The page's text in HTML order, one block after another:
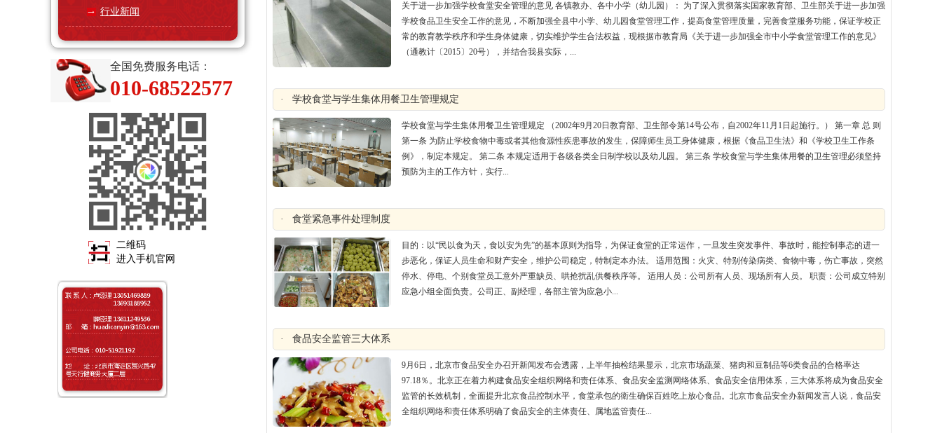
行业新闻
全国免费服务电话：
010-68522577
二维码
进入手机官网
关于进一步加强学校食堂安全管理的意见 各镇教办、各中小学（幼儿园）： 为了深入贯彻落实国家教育部、卫生部关于进一步加强
学校食品卫生安全工作的意见，不断加强全县中小学、幼儿园食堂管理工作，提高食堂管理质量，完善食堂服务功能，保证学校正
常的教育教学秩序和学生身体健康，切实维护学生合法权益，现根据市教育局《关于进一步加强全市中小学食堂管理工作的意见》
（通教计〔2015〕20号），并结合我县实际，...
· 学校食堂与学生集体用餐卫生管理规定
学校食堂与学生集体用餐卫生管理规定 （2002年9月20日教育部、卫生部令第14号公布，自2002年11月1日起施行。） 第一章 总 则
第一条 为防止学校食物中毒或者其他食源性疾患事故的发生，保障师生员工身体健康，根据《食品卫生法》和《学校卫生工作条
例》，制定本规定。 第二条 本规定适用于各级各类全日制学校以及幼儿园。 第三条 学校食堂与学生集体用餐的卫生管理必须坚持
预防为主的工作方针，实行...
· 食堂紧急事件处理制度
目的：以“民以食为天，食以安为先”的基本原则为指导，为保证食堂的正常运作，一旦发生突发事件、事故时，能控制事态的进一
步恶化，保证人员生命和财产安全，维护公司稳定，特制定本办法。 适用范围：火灾、特别传染病类、食物中毒，伤亡事故，突然
停水、停电、个别食堂员工意外严重缺员、哄抢扰乱供餐秩序等。 适用人员：公司所有人员、现场所有人员。 职责：公司成立特别
应急小组全面负责。公司正、副经理，各部主管为应急小...
· 食品安全监管三大体系
9月6日，北京市食品安全办召开新闻发布会透露，上半年抽检结果显示，北京市场蔬菜、猪肉和豆制品等6类食品的合格率达
97.18％。北京正在着力构建食品安全组织网络和责任体系、食品安全监测网络体系、食品安全信用体系，三大体系将成为食品安全
监管的长效机制，全面提升北京食品控制水平，食堂承包的衛生确保百姓吃上放心食品。北京市食品安全办新闻发言人说，食品安
全组织网络和责任体系明确了食品安全的主体责任、属地监管责任...